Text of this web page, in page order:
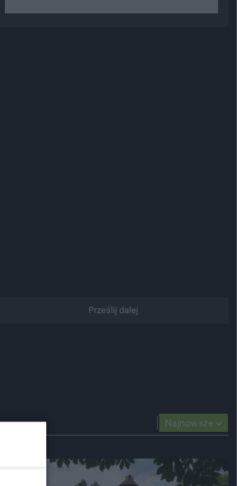
Prześlij dalej
Najnowsze